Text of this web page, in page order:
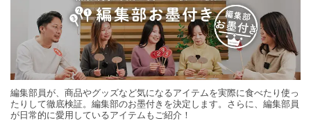
編集部員が、商品やグッズなど気になるアイテムを実際に食べたり使っ
たりして徹底検証。編集部のお墨付きを決定します。さらに、編集部員
が日常的に愛用しているアイテムもご紹介！